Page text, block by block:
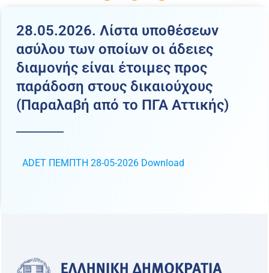
28.05.2026. Λίστα υποθέσεων
ασύλου των οποίων οι άδειες
διαμονής είναι έτοιμες προς
παράδοση στους δικαιούχους
(Παραλαβή από το ΠΓΑ Αττικής)
ADET ΠΕΜΠΤΗ 28-05-2026 Download